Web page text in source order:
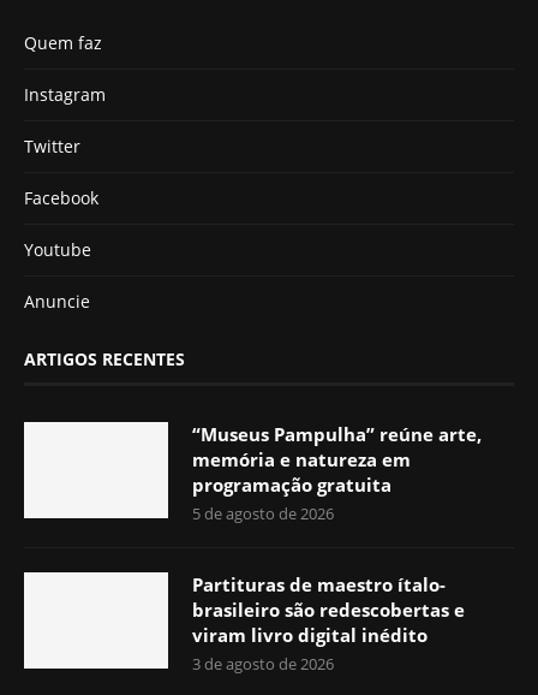
Quem faz
Instagram
Twitter
Facebook
Youtube
Anuncie
ARTIGOS RECENTES
“Museus Pampulha” reúne arte,
memória e natureza em
programação gratuita
5 de agosto de 2026
Partituras de maestro ítalo-
brasileiro são redescobertas e
viram livro digital inédito
3 de agosto de 2026